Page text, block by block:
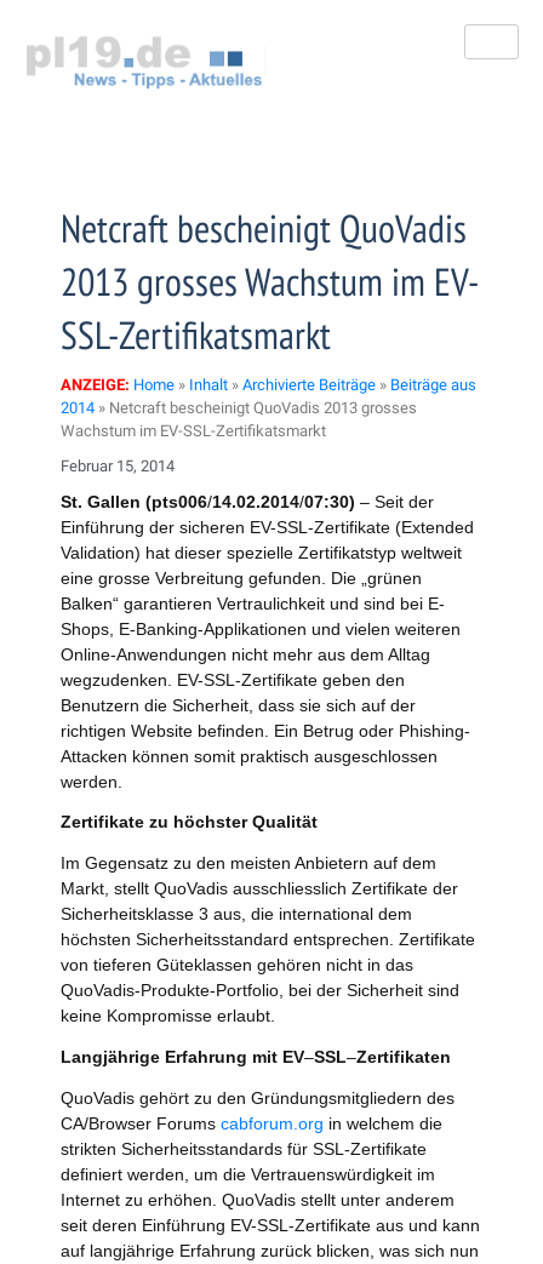
springen
Netcraft bescheinigt QuoVadis
2013 grosses Wachstum im EV-
SSL-Zertifikatsmarkt
ANZEIGE: Home » Inhalt » Archivierte Beiträge » Beiträge aus
2014 » Netcraft bescheinigt QuoVadis 2013 grosses
Wachstum im EV-SSL-Zertifikatsmarkt
Februar 15, 2014
St. Gallen (pts006/14.02.2014/07:30) – Seit der
Einführung der sicheren EV-SSL-Zertifikate (Extended
Validation) hat dieser spezielle Zertifikatstyp weltweit
eine grosse Verbreitung gefunden. Die „grünen
Balken“ garantieren Vertraulichkeit und sind bei E-
Shops, E-Banking-Applikationen und vielen weiteren
Online-Anwendungen nicht mehr aus dem Alltag
wegzudenken. EV-SSL-Zertifikate geben den
Benutzern die Sicherheit, dass sie sich auf der
richtigen Website befinden. Ein Betrug oder Phishing-
Attacken können somit praktisch ausgeschlossen
werden.
Zertifikate zu höchster Qualität
Im Gegensatz zu den meisten Anbietern auf dem
Markt, stellt QuoVadis ausschliesslich Zertifikate der
Sicherheitsklasse 3 aus, die international dem
höchsten Sicherheitsstandard entsprechen. Zertifikate
von tieferen Güteklassen gehören nicht in das
QuoVadis-Produkte-Portfolio, bei der Sicherheit sind
keine Kompromisse erlaubt.
Langjährige Erfahrung mit EV–SSL–Zertifikaten
QuoVadis gehört zu den Gründungsmitgliedern des
CA/Browser Forums cabforum.org in welchem die
strikten Sicherheitsstandards für SSL-Zertifikate
definiert werden, um die Vertrauenswürdigkeit im
Internet zu erhöhen. QuoVadis stellt unter anderem
seit deren Einführung EV-SSL-Zertifikate aus und kann
auf langjährige Erfahrung zurück blicken, was sich nun